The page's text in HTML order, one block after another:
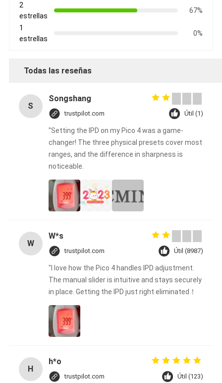
2
estrellas
67%
1
estrellas
0%
Todas las reseñas
S
Songshang
trustpilot.com Útil (1)
"Setting the IPD on my Pico 4 was a game-
changer! The three physical presets cover most
ranges, and the difference in sharpness is
noticeable.
W
W*s
trustpilot.com Útil (8987)
"I love how the Pico 4 handles IPD adjustment.
The manual slider is intuitive and stays securely
in place. Getting the IPD just right eliminated！
H
h*o
trustpilot.com Útil (123)